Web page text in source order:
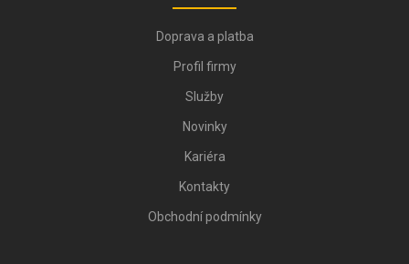
Doprava a platba
Profil firmy
Služby
Novinky
Kariéra
Kontakty
Obchodní podmínky